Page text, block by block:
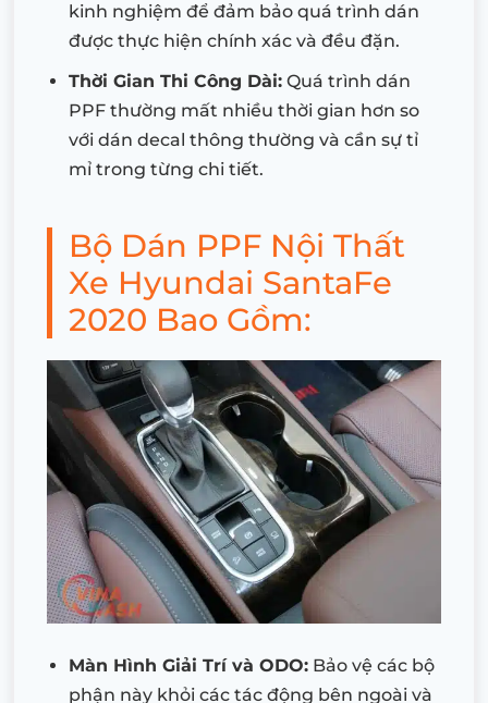
kinh nghiệm để đảm bảo quá trình dán
được thực hiện chính xác và đều đặn.
Thời Gian Thi Công Dài: Quá trình dán
PPF thường mất nhiều thời gian hơn so
với dán decal thông thường và cần sự tỉ
mỉ trong từng chi tiết.
Bộ Dán PPF Nội Thất
Xe Hyundai SantaFe
2020 Bao Gồm:
Màn Hình Giải Trí và ODO: Bảo vệ các bộ
phận này khỏi các tác động bên ngoài và